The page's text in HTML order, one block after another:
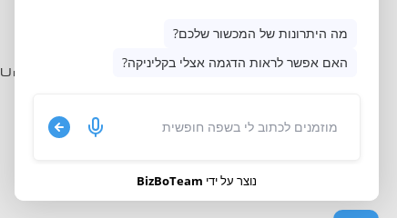
Uranus.laser.ltd@gmail.com